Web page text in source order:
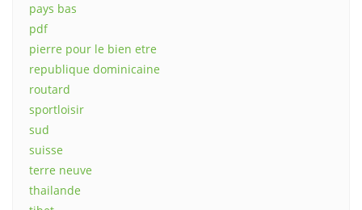
pays bas
pdf
pierre pour le bien etre
republique dominicaine
routard
sportloisir
sud
suisse
terre neuve
thailande